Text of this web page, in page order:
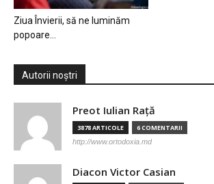
Ziua Învierii, să ne luminăm
popoare…
Autorii noștri
Preot Iulian Raţă
3878 ARTICOLE 6 COMENTARII
http://www.ortodoxia.md
Diacon Victor Casian